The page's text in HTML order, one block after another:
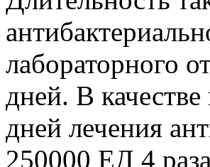
лабораторного
дней. В
дней лечения
250000 ЕД 4